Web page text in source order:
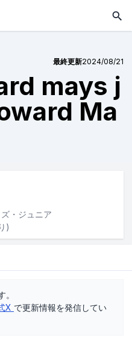
最終更新2024/08/21
mays j
Ma
・ジュニア
)
X で更新情報を発信してい